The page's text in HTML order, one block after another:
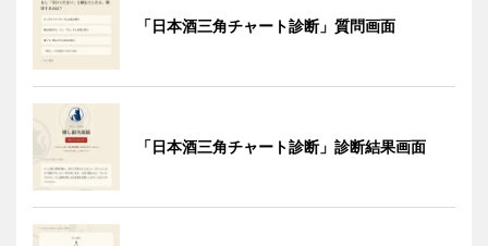
「日本酒三角チャート診断」質問画面
「日本酒三角チャート診断」診断結果画面